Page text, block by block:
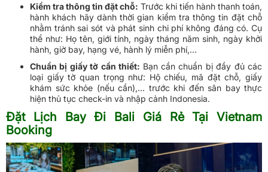
Kiểm tra thông tin đặt chỗ: Trước khi tiến hành thanh toán,
hành khách hãy dành thời gian kiểm tra thông tin đặt chỗ
nhằm tránh sai sót và phát sinh chi phí không đáng có. Cụ
thể như: Họ tên, giới tính, ngày tháng năm sinh, ngày khởi
hành, giờ bay, hạng vé, hành lý miễn phí,...
Chuẩn bị giấy tờ cần thiết: Bạn cần chuẩn bị đầy đủ các
loại giấy tờ quan trọng như: Hộ chiếu, mã đặt chỗ, giấy
khám sức khỏe (nếu cần),... trước khi đến sân bay thực
hiện thủ tục check-in và nhập cảnh Indonesia.
Đặt Lịch Bay Đi Bali Giá Rẻ Tại Vietnam
Booking